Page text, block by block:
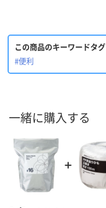
この商品のキーワードタグ
#便利
一緒に購入する